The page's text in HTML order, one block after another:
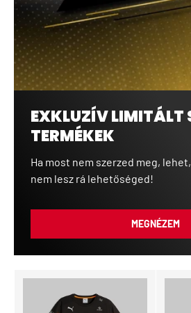
EXKLUZÍV LIMITÁLT
TERMÉKEK
Ha most nem szerzed meg,
nem lesz rá lehetőséged!
MEGNÉZEM